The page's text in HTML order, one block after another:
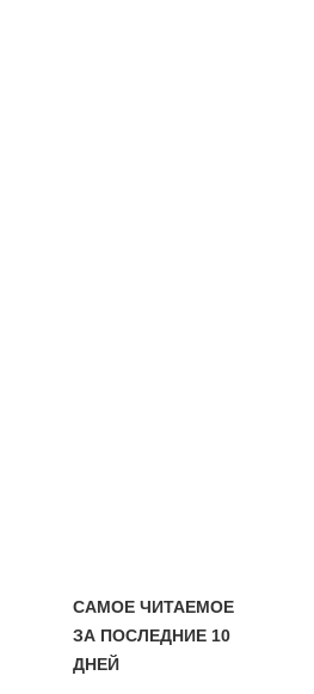
САМОЕ ЧИТАЕМОЕ
ЗА ПОСЛЕДНИЕ 10
ДНЕЙ